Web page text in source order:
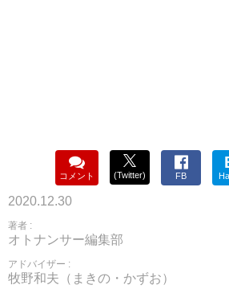
コメント (Twitter) FB
2020.12.30
著者 :
オトナンサー編集部
アドバイザー :
牧野和夫（まきの・かずお）